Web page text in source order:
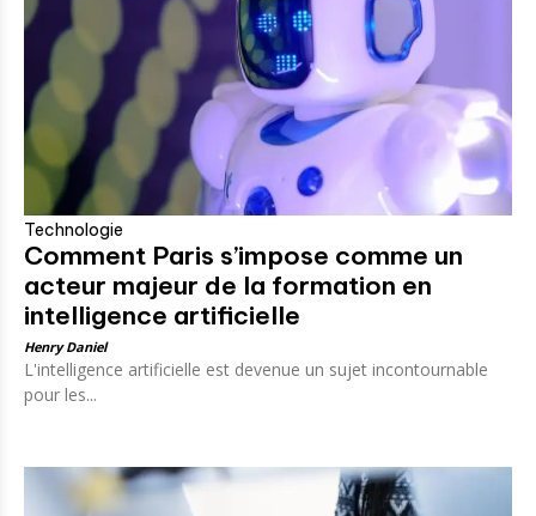
Technologie
Comment Paris s’impose comme un
acteur majeur de la formation en
intelligence artificielle
Henry Daniel
L'intelligence artificielle est devenue un sujet incontournable
pour les...